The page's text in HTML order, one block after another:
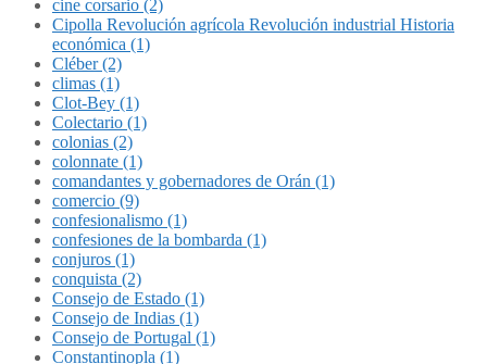
cine corsario (2)
Cipolla Revolución agrícola Revolución industrial Historia
económica (1)
Cléber (2)
climas (1)
Clot-Bey (1)
Colectario (1)
colonias (2)
colonnate (1)
comandantes y gobernadores de Orán (1)
comercio (9)
confesionalismo (1)
confesiones de la bombarda (1)
conjuros (1)
conquista (2)
Consejo de Estado (1)
Consejo de Indias (1)
Consejo de Portugal (1)
Constantinopla (1)